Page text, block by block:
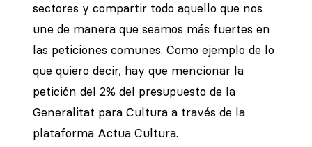
sectores y compartir todo aquello que nos
une de manera que seamos más fuertes en
las peticiones comunes. Como ejemplo de lo
que quiero decir, hay que mencionar la
petición del 2% del presupuesto de la
Generalitat para Cultura a través de la
plataforma Actua Cultura.